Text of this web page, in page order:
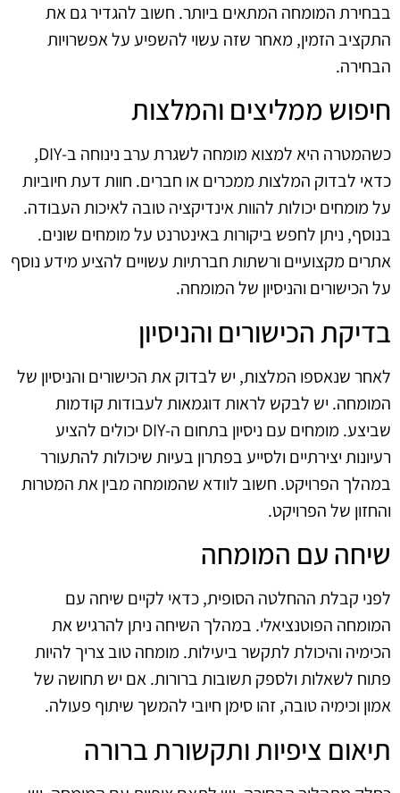
בבחירת המומחה המתאים ביותר. חשוב להגדיר גם את
התקציב הזמין, מאחר שזה עשוי להשפיע על אפשרויות
הבחירה.
חיפוש ממליצים והמלצות
כשהמטרה היא למצוא מומחה לשגרת ערב נינוחה ב-DIY,
כדאי לבדוק המלצות ממכרים או חברים. חוות דעת חיוביות
על מומחים יכולות להוות אינדיקציה טובה לאיכות העבודה.
בנוסף, ניתן לחפש ביקורות באינטרנט על מומחים שונים.
אתרים מקצועיים ורשתות חברתיות עשויים להציע מידע נוסף
על הכישורים והניסיון של המומחה.
בדיקת הכישורים והניסיון
לאחר שנאספו המלצות, יש לבדוק את הכישורים והניסיון של
המומחה. יש לבקש לראות דוגמאות לעבודות קודמות
שביצע. מומחים עם ניסיון בתחום ה-DIY יכולים להציע
רעיונות יצירתיים ולסייע בפתרון בעיות שיכולות להתעורר
במהלך הפרויקט. חשוב לוודא שהמומחה מבין את המטרות
והחזון של הפרויקט.
שיחה עם המומחה
לפני קבלת ההחלטה הסופית, כדאי לקיים שיחה עם
המומחה הפוטנציאלי. במהלך השיחה ניתן להרגיש את
הכימיה והיכולת לתקשר ביעילות. מומחה טוב צריך להיות
פתוח לשאלות ולספק תשובות ברורות. אם יש תחושה של
אמון וכימיה טובה, זהו סימן חיובי להמשך שיתוף פעולה.
תיאום ציפיות ותקשורת ברורה